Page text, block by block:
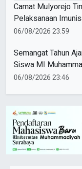
Camat Mulyorejo
Pelaksanaan
HPV di SD
06/08/2026 23:59
Semangat Tahun
Siswa MI
Ikuti Latihan Tapak
06/08/2026 23:46